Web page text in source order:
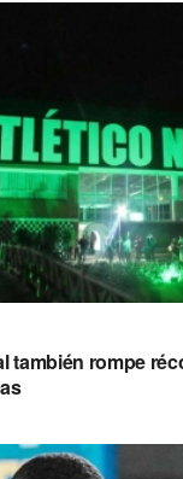
también rompe